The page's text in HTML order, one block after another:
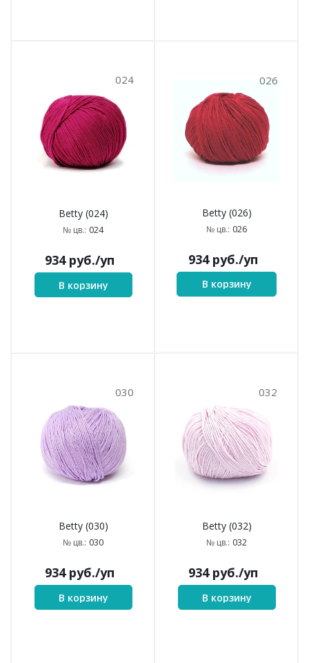
024
Betty (024)
№ цв.: 024
934руб./уп
В корзину
026
Betty (026)
№ цв.: 026
934руб./уп
В корзину
030
Betty (030)
№ цв.: 030
934руб./уп
В корзину
032
Betty (032)
№ цв.: 032
934руб./уп
В корзину